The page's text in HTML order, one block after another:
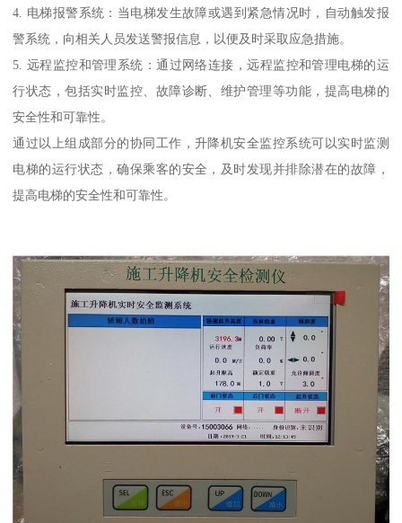
4. 电梯报警系统：当电梯发生故障或遇到紧急情况时，自动触发报
警系统，向相关人员发送警报信息，以便及时采取应急措施。
5. 远程监控和管理系统：通过网络连接，远程监控和管理电梯的运
行状态，包括实时监控、故障诊断、维护管理等功能，提高电梯的
安全性和可靠性。
通过以上组成部分的协同工作，升降机安全监控系统可以实时监测
电梯的运行状态，确保乘客的安全，及时发现并排除潜在的故障，
提高电梯的安全性和可靠性。